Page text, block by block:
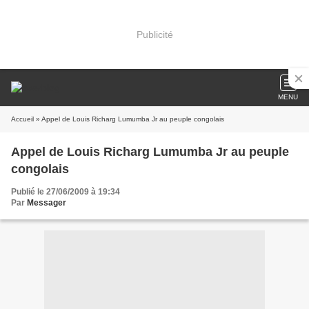
Publicité
MENU
Accueil » Appel de Louis Richarg Lumumba Jr au peuple congolais
Appel de Louis Richarg Lumumba Jr au peuple
congolais
Publié le 27/06/2009 à 19:34
Par Messager